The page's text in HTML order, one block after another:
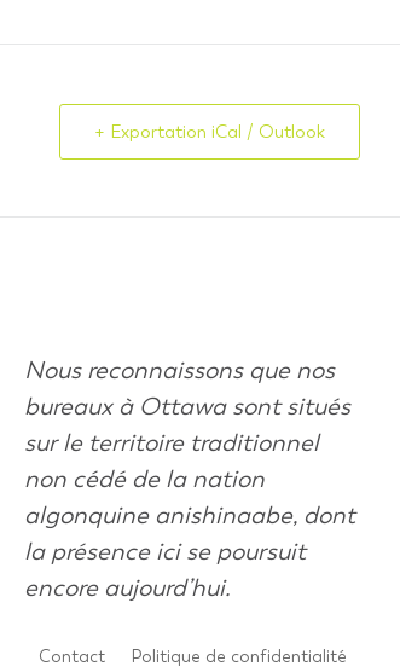
+ Exportation iCal / Outlook
Nous reconnaissons que nos
bureaux à Ottawa sont situés
sur le territoire traditionnel
non cédé de la nation
algonquine anishinaabe, dont
la présence ici se poursuit
encore aujourd’hui.
Contact Politique de confidentialité